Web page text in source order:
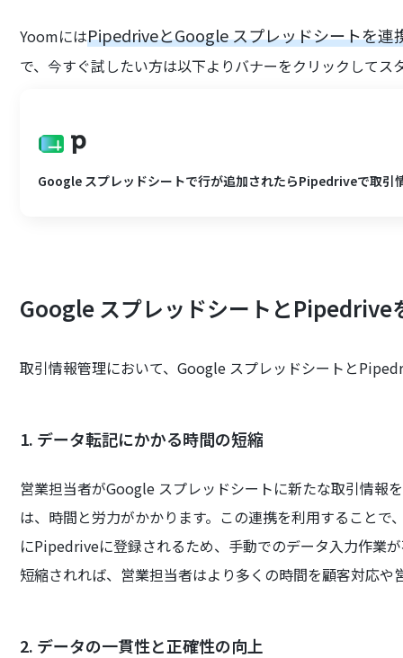
YoomにはPipedriveとGoogle スプレッドシートを連
で、今すぐ試したい方は以下よりバナーをクリックしてス
Google スプレッドシートで行が追加されたらPipedriveで取引
Google スプレッドシートとPipedrive
取引情報管理において、Google スプレッドシートと
1. データ転記にかかる時間の短縮
営業担当者がGoogle スプレッドシートに新たな取引情報
は、時間と労力がかかります。この連携を利用すること
にPipedriveに登録されるため、手動でのデータ入力作業
短縮されれば、営業担当者はより多くの時間を顧客対応や
2. データの一貫性と正確性の向上